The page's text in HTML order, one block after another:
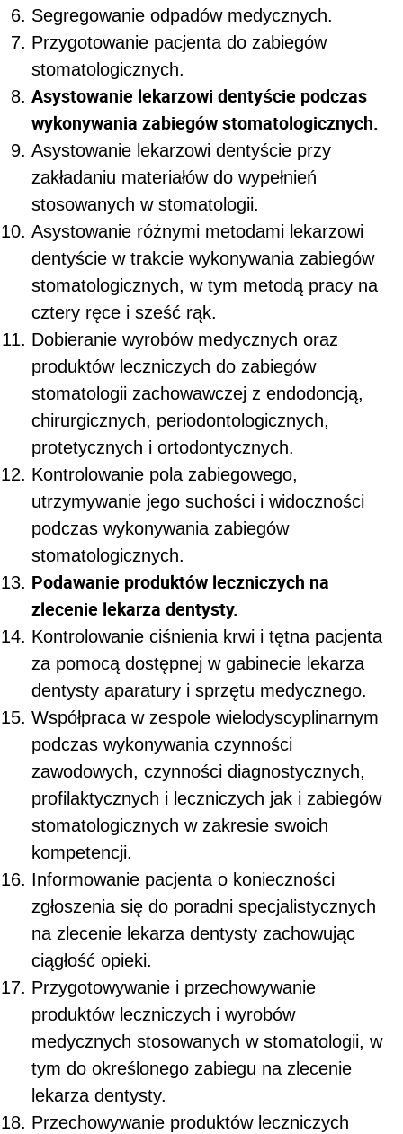
Segregowanie odpadów medycznych.
Przygotowanie pacjenta do zabiegów
stomatologicznych.
Asystowanie lekarzowi dentyście podczas
wykonywania zabiegów stomatologicznych.
Asystowanie lekarzowi dentyście przy
zakładaniu materiałów do wypełnień
stosowanych w stomatologii.
Asystowanie różnymi metodami lekarzowi
dentyście w trakcie wykonywania zabiegów
stomatologicznych, w tym metodą pracy na
cztery ręce i sześć rąk.
Dobieranie wyrobów medycznych oraz
produktów leczniczych do zabiegów
stomatologii zachowawczej z endodoncją,
chirurgicznych, periodontologicznych,
protetycznych i ortodontycznych.
Kontrolowanie pola zabiegowego,
utrzymywanie jego suchości i widoczności
podczas wykonywania zabiegów
stomatologicznych.
Podawanie produktów leczniczych na
zlecenie lekarza dentysty.
Kontrolowanie ciśnienia krwi i tętna pacjenta
za pomocą dostępnej w gabinecie lekarza
dentysty aparatury i sprzętu medycznego.
Współpraca w zespole wielodyscyplinarnym
podczas wykonywania czynności
zawodowych, czynności diagnostycznych,
profilaktycznych i leczniczych jak i zabiegów
stomatologicznych w zakresie swoich
kompetencji.
Informowanie pacjenta o konieczności
zgłoszenia się do poradni specjalistycznych
na zlecenie lekarza dentysty zachowując
ciągłość opieki.
Przygotowywanie i przechowywanie
produktów leczniczych i wyrobów
medycznych stosowanych w stomatologii, w
tym do określonego zabiegu na zlecenie
lekarza dentysty.
Przechowywanie produktów leczniczych